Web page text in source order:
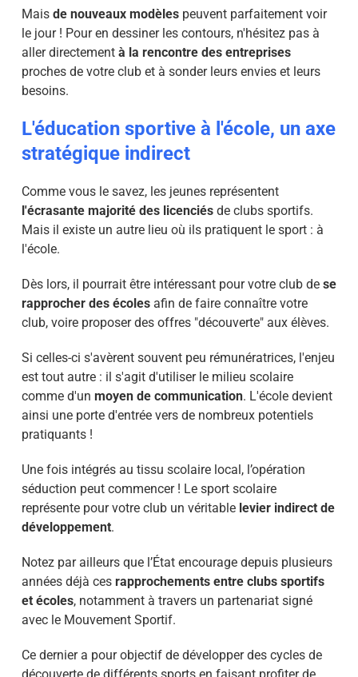
Mais de nouveaux modèlespeuvent parfaitement voir
le jour ! Pour en dessiner les contours, n'hésitez pas à
aller directement à la rencontre des entreprises
proches de votre club et à sonder leurs envies et leurs
besoins.
L'éducation sportive à l'école, un axe
stratégique indirect
Comme vous le savez, les jeunes représentent
l'écrasante majorité des licenciésde clubs sportifs.
Mais il existe un autre lieu où ils pratiquent le sport : à
l'école.
Dès lors, il pourrait être intéressant pour votre club de se
rapprocher des écolesafin de faire connaître votre
club, voire proposer des offres "découverte" aux élèves.
Si celles-ci s'avèrent souvent peu rémunératrices, l'enjeu
est tout autre : il s'agit d'utiliser le milieu scolaire
comme d'un moyen de communication. L'école devient
ainsi une porte d'entrée vers de nombreux potentiels
pratiquants !
Une fois intégrés au tissu scolaire local, l’opération
séduction peut commencer ! Le sport scolaire
représente pour votre club un véritable levier indirect de
développement.
Notez par ailleurs que l’État encourage depuis plusieurs
années déjà ces rapprochements entre clubs sportifs
et écoles, notamment à travers un partenariat signé
avec le Mouvement Sportif.
Ce dernier a pour objectif de développer des cycles de